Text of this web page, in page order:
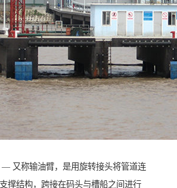
— 又称输油臂，是用旋转接头将管道连
撑结构，跨接在码头与槽船之间进行